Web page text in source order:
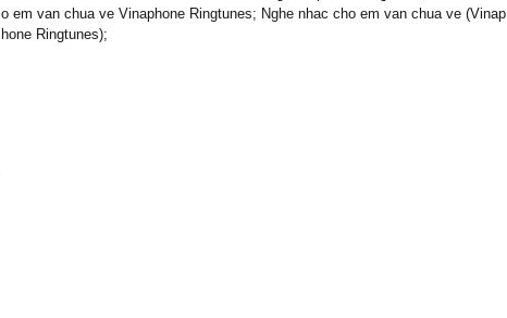
o em van chua ve Vinaphone Ringtunes; Nghe nhac cho em van chua ve (Vinap
hone Ringtunes);